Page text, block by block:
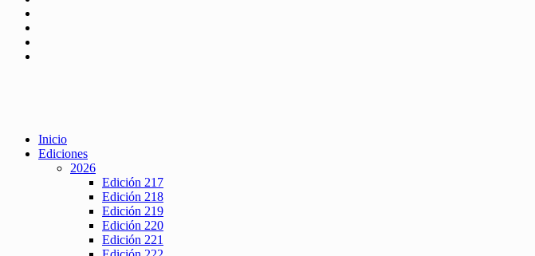
Inicio
Ediciones
2026
Edición 217
Edición 218
Edición 219
Edición 220
Edición 221